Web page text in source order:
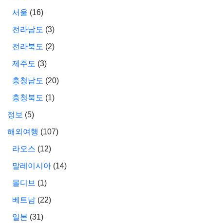
서울 (16)
전라남도 (3)
전라북도 (2)
제주도 (3)
충청남도 (20)
충청북도 (1)
정보 (5)
해외여행 (107)
라오스 (12)
말레이시아 (14)
몰디브 (1)
베트남 (22)
일본 (31)